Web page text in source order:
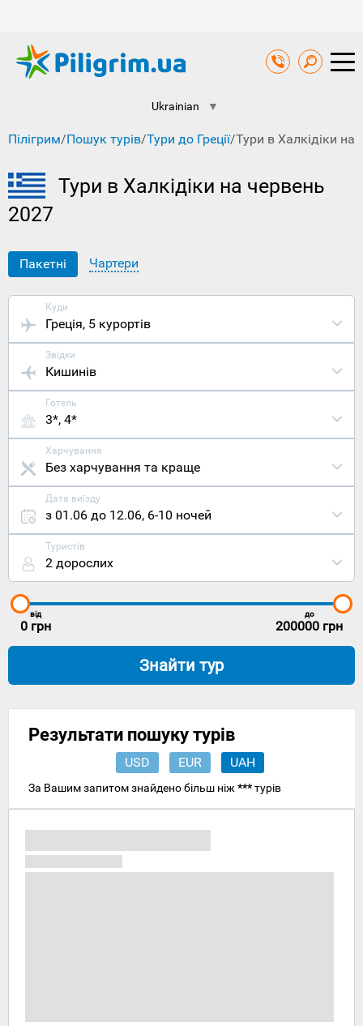
Ukrainian ▼
Пілігрим/Пошук турів/Тури до Греції/Тури в Халкідіки на
Тури в Халкідіки на червень
2027
Пакетні Чартери
Куди
Греція, 5 курортів
Звідки
Кишинів
Готель
3*, 4*
Харчування
Без харчування та краще
Дата виїзду
з 01.06 до 12.06, 6-10 ночей
Туристів
2 дорослих
від
0 грн
до
200000 грн
Знайти тур
Результати пошуку турів
USD EUR UAH
За Вашим запитом знайдено більш ніж ***турів